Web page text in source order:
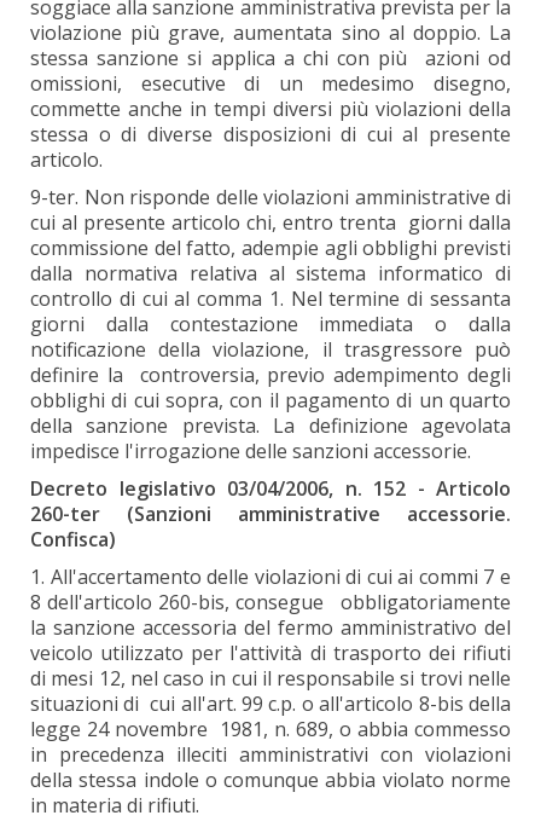
soggiace alla sanzione amministrativa prevista per la
violazione più grave, aumentata sino al doppio. La
stessa sanzione si applica a chi con più azioni od
omissioni, esecutive di un medesimo disegno,
commette anche in tempi diversi più violazioni della
stessa o di diverse disposizioni di cui al presente
articolo.
9-ter. Non risponde delle violazioni amministrative di
cui al presente articolo chi, entro trenta giorni dalla
commissione del fatto, adempie agli obblighi previsti
dalla normativa relativa al sistema informatico di
controllo di cui al comma 1. Nel termine di sessanta
giorni dalla contestazione immediata o dalla
notificazione della violazione, il trasgressore può
definire la controversia, previo adempimento degli
obblighi di cui sopra, con il pagamento di un quarto
della sanzione prevista. La definizione agevolata
impedisce l'irrogazione delle sanzioni accessorie.
Decreto legislativo 03/04/2006, n. 152 - Articolo
260-ter (Sanzioni amministrative accessorie.
Confisca)
1. All'accertamento delle violazioni di cui ai commi 7 e
8 dell'articolo 260-bis, consegue obbligatoriamente
la sanzione accessoria del fermo amministrativo del
veicolo utilizzato per l'attività di trasporto dei rifiuti
di mesi 12, nel caso in cui il responsabile si trovi nelle
situazioni di cui all'art. 99 c.p. o all'articolo 8-bis della
legge 24 novembre 1981, n. 689, o abbia commesso
in precedenza illeciti amministrativi con violazioni
della stessa indole o comunque abbia violato norme
in materia di rifiuti.